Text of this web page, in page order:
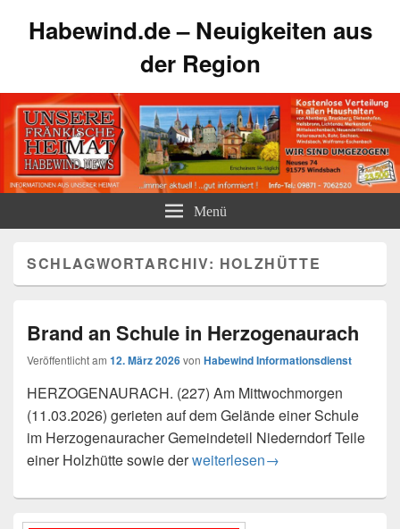
Habewind.de – Neuigkeiten aus
der Region
Menü
SCHLAGWORTARCHIV: HOLZHÜTTE
Brand an Schule in Herzogenaurach
Veröffentlicht am 12. März 2026von Habewind Informationsdienst
HERZOGENAURACH. (227) Am Mittwochmorgen
(11.03.2026) gerieten auf dem Gelände einer Schule
im Herzogenauracher Gemeindeteil Niederndorf Teile
einer Holzhütte sowie derBrand an Schule in
weiterlesen→
Primärer